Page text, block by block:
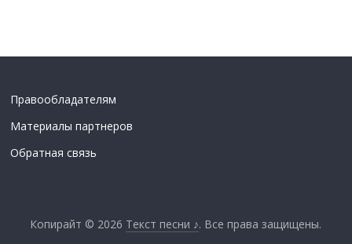
Правообладателям
Материалы партнеров
Обратная связь
Копирайт © 2026 Текст песни ♪. Все права защищены.